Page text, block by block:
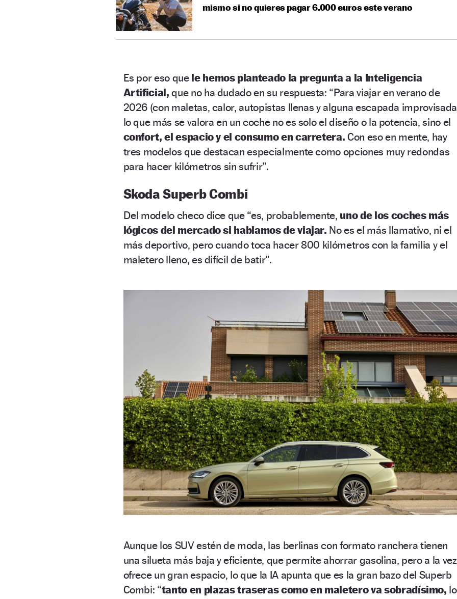
mismo si no quieres pagar 6.000 euros este verano
Es por eso que le hemos planteado la pregunta a la Inteligencia
Artificial, que no ha dudado en su respuesta: “Para viajar en verano de
2026 (con maletas, calor, autopistas llenas y alguna escapada
lo que más se valora en un coche no es solo el diseño o la potencia, sino el
confort, el espacio y el consumo en carretera.Con eso en mente, hay
tres modelos que destacan especialmente como opciones muy redondas
para hacer kilómetros sin sufrir”.
Skoda Superb Combi
Del modelo checo dice que “es, probablemente, uno de los coches más
lógicos del mercado si hablamos de viajar. No es el más llamativo, ni el
más deportivo, pero cuando toca hacer 800 kilómetros con la familia y el
maletero lleno, es difícil de batir”.
Aunque los SUV estén de moda, las berlinas con formato ranchera tienen
una silueta más baja y eficiente, que permite ahorrar gasolina, pero a la vez
ofrece un gran espacio, lo que la IA apunta que es la gran bazo del Superb
Combi: “tanto en plazas traseras como en maletero va sobradísimo, lo